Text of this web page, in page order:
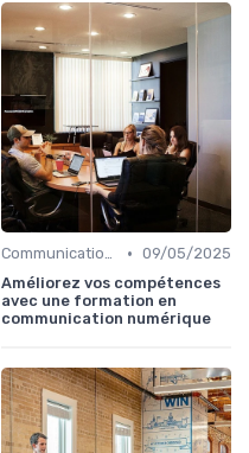
Communication commerciale • 09/05/2025
Améliorez vos compétences
avec une formation en
communication numérique